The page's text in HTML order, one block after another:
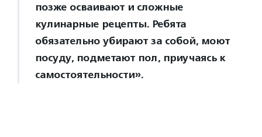
позже осваивают и сложные
кулинарные рецепты. Ребята
обязательно убирают за собой, моют
посуду, подметают пол, приучаясь к
самостоятельности».